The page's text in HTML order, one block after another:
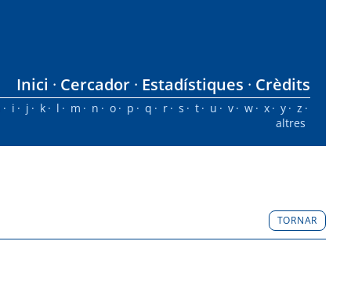
Inici Cercador Estadístiques Crèdits
i j k l m n o p q r s t u v w x y
z
altres
TORNAR